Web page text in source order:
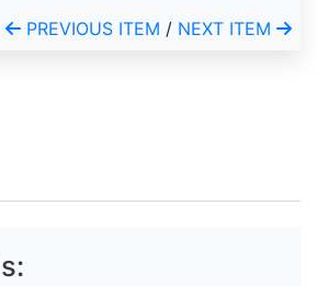
PREVIOUS ITEM / NEXT ITEM